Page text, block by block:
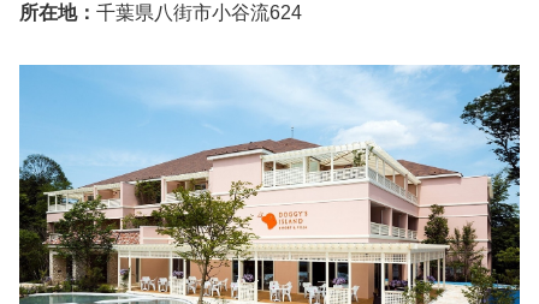
所在地： 千葉県八街市小谷流624